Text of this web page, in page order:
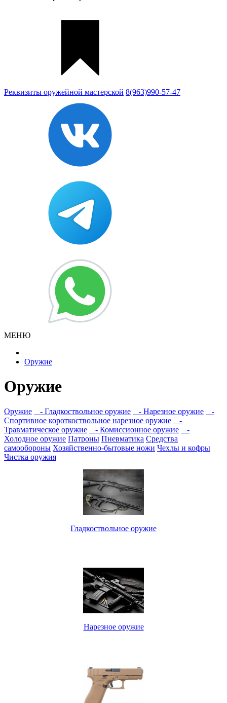
Реквизиты оружейной мастерской 8(963)990-57-47
МЕНЮ
Оружие
Оружие
Оружие - Гладкоствольное оружие - Нарезное оружие
-
Спортивное короткоствольное нарезное оружие
-
Травматическое оружие
- Комиссионное оружие
-
Холодное оружие Патроны Пневматика Средства
самообороны Хозяйственно-бытовые ножи Чехлы и кофры
Чистка оружия
Гладкоствольное оружие
Нарезное оружие